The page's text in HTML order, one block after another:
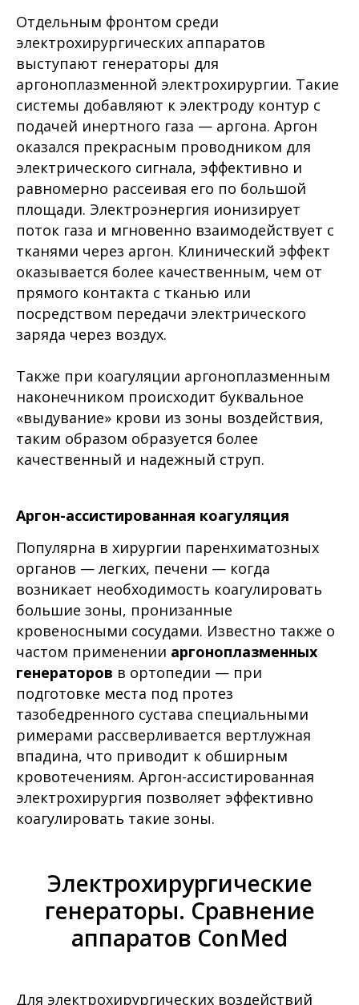
Отдельным фронтом среди
электрохирургических аппаратов
выступают генераторы для
аргоноплазменной электрохирургии. Такие
системы добавляют к электроду контур с
подачей инертного газа — аргона. Аргон
оказался прекрасным проводником для
электрического сигнала, эффективно и
равномерно рассеивая его по большой
площади. Электроэнергия ионизирует
поток газа и мгновенно взаимодействует с
тканями через аргон. Клинический эффект
оказывается более качественным, чем от
прямого контакта с тканью или
посредством передачи электрического
заряда через воздух.
Также при коагуляции аргоноплазменным
наконечником происходит буквальное
«выдувание» крови из зоны воздействия,
таким образом образуется более
качественный и надежный струп.
Аргон-ассистированная коагуляция
Популярна в хирургии паренхиматозных
органов — легких, печени — когда
возникает необходимость коагулировать
большие зоны, пронизанные
кровеносными сосудами. Известно также о
частом применении аргоноплазменных
генераторов в ортопедии — при
подготовке места под протез
тазобедренного сустава специальными
римерами рассверливается вертлужная
впадина, что приводит к обширным
кровотечениям. Аргон-ассистированная
электрохирургия позволяет эффективно
коагулировать такие зоны.
Электрохирургические
генераторы. Сравнение
аппаратов ConMed
Для электрохирургических воздействий